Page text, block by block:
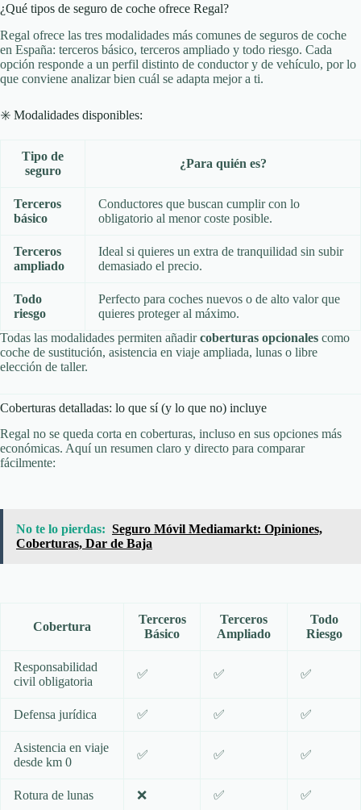
¿Qué tipos de seguro de coche ofrece Regal?
Regal ofrece las tres modalidades más comunes de seguros de coche
en España: terceros básico, terceros ampliado y todo riesgo. Cada
opción responde a un perfil distinto de conductor y de vehículo, por lo
que conviene analizar bien cuál se adapta mejor a ti.
✳️ Modalidades disponibles:
Tipo de
seguro
¿Para quién es?
Terceros
básico
Conductores que buscan cumplir con lo
obligatorio al menor coste posible.
Terceros
ampliado
Ideal si quieres un extra de tranquilidad sin subir
demasiado el precio.
Todo
riesgo
Perfecto para coches nuevos o de alto valor que
quieres proteger al máximo.
Todas las modalidades permiten añadircoberturas opcionales como
coche de sustitución, asistencia en viaje ampliada, lunas o libre
elección de taller.
Coberturas detalladas: lo que sí (y lo que no) incluye
Regal no se queda corta en coberturas, incluso en sus opciones más
económicas. Aquí un resumen claro y directo para comparar
fácilmente:
No te lo pierdas: Seguro Móvil Mediamarkt: Opiniones,
Coberturas, Dar de Baja
Cobertura
Terceros
Básico
Terceros
Ampliado
Todo
Riesgo
Responsabilidad
civil obligatoria
✅ ✅ ✅
Defensa jurídica ✅ ✅ ✅
Asistencia en viaje
desde km 0
✅ ✅ ✅
Rotura de lunas ❌ ✅ ✅